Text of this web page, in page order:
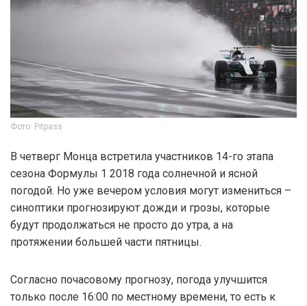
Фото: Pitpass
В четверг Монца встретила участников 14-го этапа
сезона Формулы 1 2018 года солнечной и ясной
погодой. Но уже вечером условия могут измениться –
синоптики прогнозируют дожди и грозы, которые
будут продолжаться не просто до утра, а на
протяжении большей части пятницы.
Согласно почасовому прогнозу, погода улучшится
только после 16:00 по местному времени, то есть к